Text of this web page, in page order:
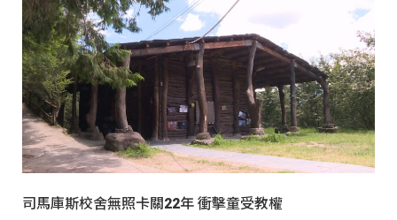
司馬庫斯校舍無照卡關22年 衝擊童受教權